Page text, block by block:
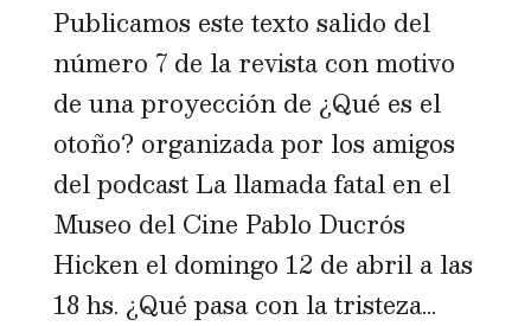
Publicamos este texto salido del
número 7 de la revista con motivo
de una proyección de ¿Qué es el
otoño? organizada por los amigos
del podcast La llamada fatal en el
Museo del Cine Pablo Ducrós
Hicken el domingo 12 de abril a las
18 hs. ¿Qué pasa con la tristeza...